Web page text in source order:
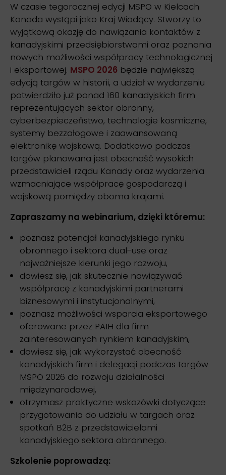
W czasie tegorocznej edycji MSPO w Kielcach
Kanada wystąpi jako Kraj Wiodący. Stworzy to
wyjątkową okazję do nawiązania kontaktów z
kanadyjskimi przedsiębiorstwami oraz poznania
nowych możliwości współpracy technologicznej
i eksportowej. MSPO 2026 będzie największą
edycją targów w historii, a udział w wydarzeniu
potwierdziło już ponad 160 kanadyjskich firm
reprezentujących sektor obronny,
cyberbezpieczeństwo, technologie kosmiczne,
systemy bezzałogowe i zaawansowaną
elektronikę wojskową. Dodatkowo podczas
targów planowana jest obecność wysokich
przedstawicieli rządu Kanady oraz wydarzenia
wzmacniające współpracę gospodarczą i
wojskową pomiędzy oboma krajami.
Zapraszamy na webinarium, dzięki któremu:
poznasz potencjał kanadyjskiego rynku
obronnego i sektora dual-use oraz
najważniejsze kierunki jego rozwoju,
dowiesz się, jak skutecznie nawiązywać
współpracę z kanadyjskimi partnerami
biznesowymi i instytucjonalnymi,
poznasz możliwości wsparcia eksportowego
oferowane przez PAIH dla firm
zainteresowanych rynkiem kanadyjskim,
dowiesz się, jak wykorzystać obecność
kanadyjskich firm i delegacji podczas targów
MSPO 2026 do rozwoju działalności
międzynarodowej,
otrzymasz praktyczne wskazówki dotyczące
przygotowania do udziału w targach oraz
spotkań B2B z przedstawicielami
kanadyjskiego sektora obronnego.
Szkolenie poprowadzą: